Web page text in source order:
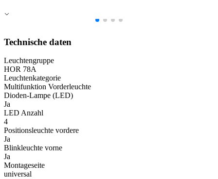
Technische daten
Leuchtengruppe
HOR 78A
Leuchtenkategorie
Multifunktion Vorderleuchte
Dioden-Lampe (LED)
Ja
LED Anzahl
4
Positionsleuchte vordere
Ja
Blinkleuchte vorne
Ja
Montageseite
universal